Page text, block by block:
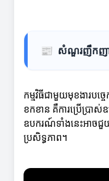
📰 សំណួរញឹកញ
កម្មវិធីជាមួយមុខងារបច្
ខកខាន គឺការប្រើប្រាស់
ឧបករណ៍ទាំងនេះអាចជួយ
ប្រសិទ្ធភាព។